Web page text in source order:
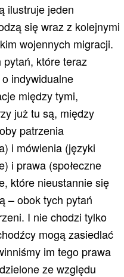
ilustruje jeden
się wraz z kolejnymi
wojennych migracji.
które teraz
o indywidualne
między tymi,
już tu są, między
patrzenia
i mówienia (języki
i prawa (społeczne
które nieustannie się
– obok tych pytań
I nie chodzi tylko
mogą zasiedlać
im tego prawa
ze względu